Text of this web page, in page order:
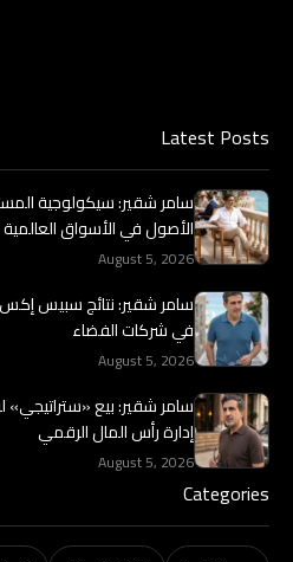
Latest Posts
سامر شقير: سيكولوجية
الأصول في الأسواق العالمية
August 5, 2026
سامر شقير: نتائج سبيس إكس
في شركات الفضاء
August 5, 2026
سامر شقير: بيع
إدارة رأس المال الرقمي
August 5, 2026
Categories